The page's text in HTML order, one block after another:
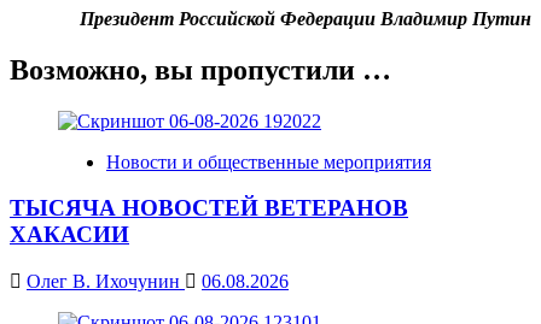
Президент Российской Федерации Владимир Путин
Возможно, вы пропустили …
Новости и общественные мероприятия
ТЫСЯЧА НОВОСТЕЙ ВЕТЕРАНОВ
ХАКАСИИ
Олег В. Ихочунин 06.08.2026